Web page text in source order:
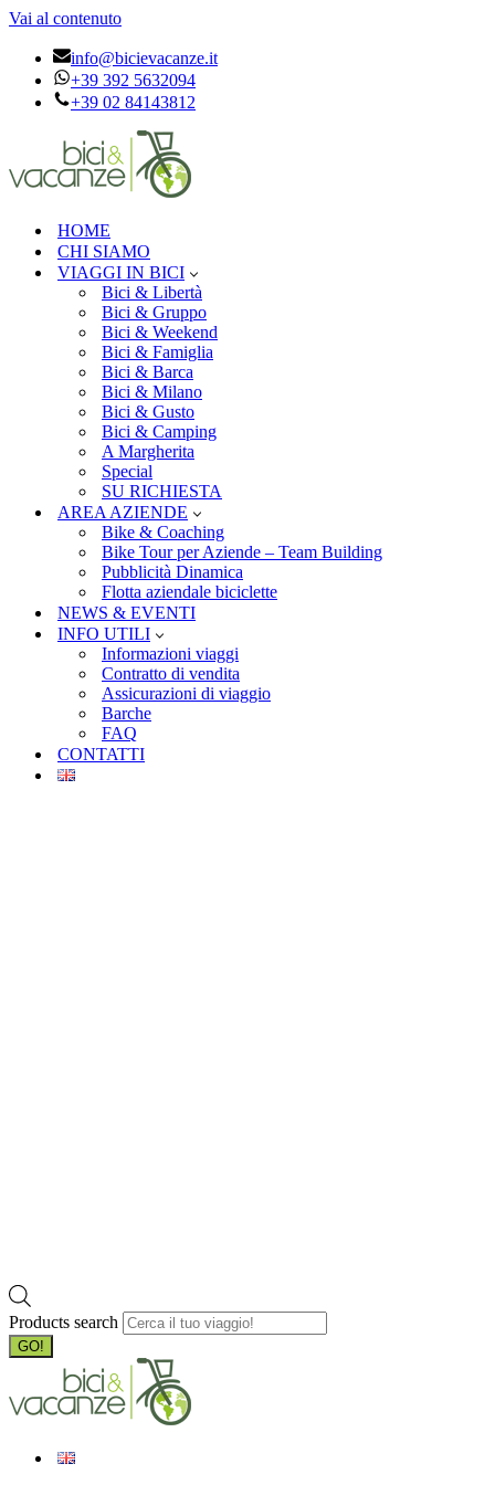
Vai al contenuto
info@bicievacanze.it
+39 392 5632094
+39 02 84143812
HOME
CHI SIAMO
VIAGGI IN BICI
Bici & Libertà
Bici & Gruppo
Bici & Weekend
Bici & Famiglia
Bici & Barca
Bici & Milano
Bici & Gusto
Bici & Camping
A Margherita
Special
SU RICHIESTA
AREA AZIENDE
Bike & Coaching
Bike Tour per Aziende – Team Building
Pubblicità Dinamica
Flotta aziendale biciclette
NEWS & EVENTI
INFO UTILI
Informazioni viaggi
Contratto di vendita
Assicurazioni di viaggio
Barche
FAQ
CONTATTI
Products search
GO!